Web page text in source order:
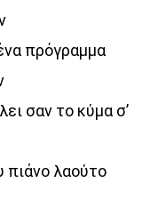
πρόγραμμα
σαν το κύμα σ’
πιάνο λαούτο